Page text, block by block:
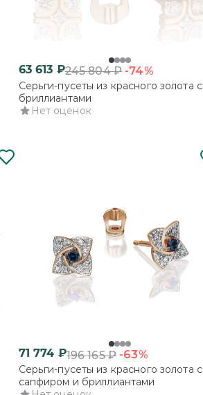
63 613 ₽245 804₽ -74%
Серьги-пусеты из красного золота с
бриллиантами
Нет оценок
71 774 ₽196 165₽ -63%
Серьги-пусеты из красного золота с
сапфиром и бриллиантами